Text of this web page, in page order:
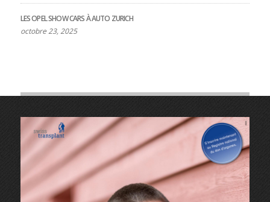
LES OPEL SHOW CARS À AUTO ZURICH
octobre 23, 2025